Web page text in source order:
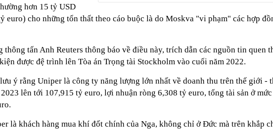
hơn 15 tỷ USD
euro) cho những tổn thất theo cáo buộc là do Moskva "vi phạm" các hợp
thông tấn Anh Reuters thông báo về điều này, trích dẫn các nguồn tin quen
được đệ trình lên Tòa án Trọng tài Stockholm vào cuối năm 2022.
ý rằng Uniper là công ty năng lượng lớn nhất về doanh thu trên thế giới -
lên tới 107,915 tỷ euro, lợi nhuận ròng 6,308 tỷ euro, tổng tài sản ở
là khách hàng mua khí đốt chính của Nga, không chỉ ở Đức mà trên khắp